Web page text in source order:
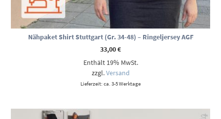
Nähpaket Shirt Stuttgart (Gr. 34-48) – Ringeljersey AGF
33,00€
Enthält 19% MwSt.
zzgl.Versand
Lieferzeit: ca. 3-5 Werktage